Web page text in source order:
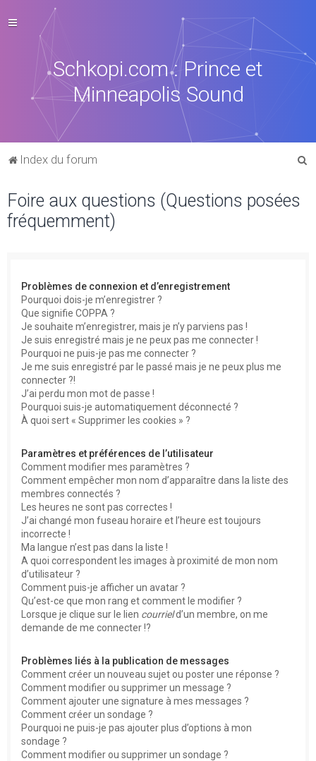
Schkopi.com : Prince et
Minneapolis Sound
Index du forum
Foire aux questions (Questions posées
fréquemment)
Problèmes de connexion et d’enregistrement
Pourquoi dois-je m’enregistrer ?
Que signifie COPPA ?
Je souhaite m’enregistrer, mais je n’y parviens pas !
Je suis enregistré mais je ne peux pas me connecter !
Pourquoi ne puis-je pas me connecter ?
Je me suis enregistré par le passé mais je ne peux plus me
connecter ?!
J’ai perdu mon mot de passe !
Pourquoi suis-je automatiquement déconnecté ?
À quoi sert « Supprimer les cookies » ?
Paramètres et préférences de l’utilisateur
Comment modifier mes paramètres ?
Comment empêcher mon nom d’apparaître dans la liste des
membres connectés ?
Les heures ne sont pas correctes !
J’ai changé mon fuseau horaire et l’heure est toujours
incorrecte !
Ma langue n’est pas dans la liste !
A quoi correspondent les images à proximité de mon nom
d’utilisateur ?
Comment puis-je afficher un avatar ?
Qu’est-ce que mon rang et comment le modifier ?
Lorsque je clique sur le lien courrield’un membre, on me
demande de me connecter !?
Problèmes liés à la publication de messages
Comment créer un nouveau sujet ou poster une réponse ?
Comment modifier ou supprimer un message ?
Comment ajouter une signature à mes messages ?
Comment créer un sondage ?
Pourquoi ne puis-je pas ajouter plus d’options à mon
sondage ?
Comment modifier ou supprimer un sondage ?